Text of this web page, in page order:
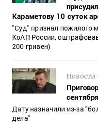
Караметову 10 суток
"Суд" признал пожилого
КоАП России,
200 гривен)
Новости
сентября
Дату назначили из-за
дела"